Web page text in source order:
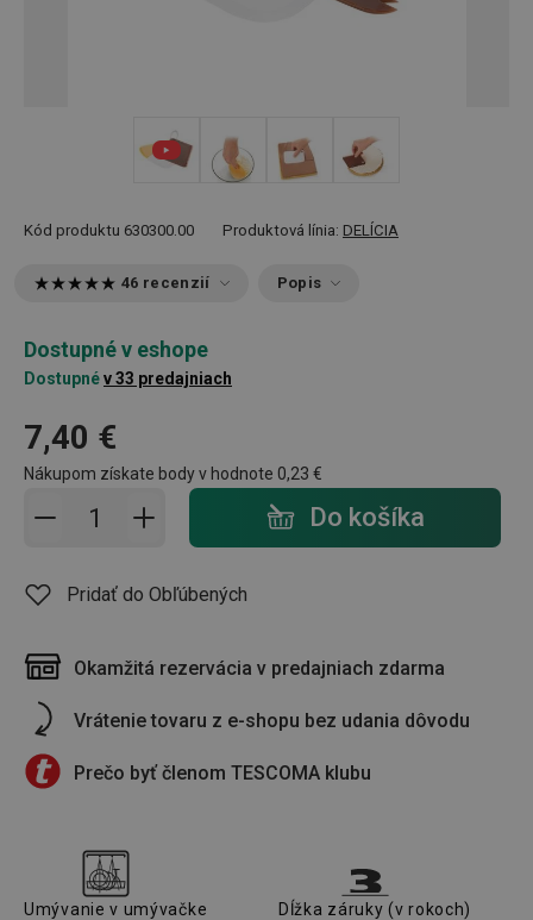
Kód produktu 630300.00 Produktová línia: DELÍCIA
46 recenzií Popis
Dostupné v eshope
Dostupnév 33 predajniach
7,40 €
Nákupom získate body v hodnote 0,23 €
Pridať do košíka - počet Do košíka
Pridať do Obľúbených
Okamžitá rezervácia v predajniach zdarma
Vrátenie tovaru z e-shopu bez udania dôvodu
Prečo byť členom TESCOMA klubu
Umývanie v umývačke Dĺžka záruky (v rokoch)